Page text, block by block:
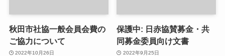
秋田市社協一般会員会費の
ご協力について
2022年10月26日
保護中: 日赤協賛募金・共
同募金委員向け文書
2022年9月25日